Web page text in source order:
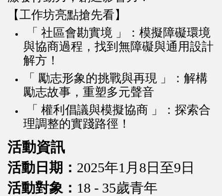
【工作坊亮點搶先看】
「 社區會勘實境 」：模擬障礙環境
與協商過程，找到無障礙與通用設計
解方！
「 勵志形象的挑戰與再現 」：解構
勵志故事，重塑多元聲音
「 權利倡議與模擬協商 」：探索合
理調整的實踐路徑！
活動資訊
活動日期： 2025年1月8日至9日
活動對象： 18 - 35歲青年